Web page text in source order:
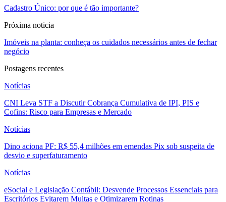
Cadastro Único: por que é tão importante?
Próxima noticia
Imóveis na planta: conheça os cuidados necessários antes de fechar
negócio
Postagens recentes
Notícias
CNI Leva STF a Discutir Cobrança Cumulativa de IPI, PIS e
Cofins: Risco para Empresas e Mercado
Notícias
Dino aciona PF: R$ 55,4 milhões em emendas Pix sob suspeita de
desvio e superfaturamento
Notícias
eSocial e Legislação Contábil: Desvende Processos Essenciais para
Escritórios Evitarem Multas e Otimizarem Rotinas